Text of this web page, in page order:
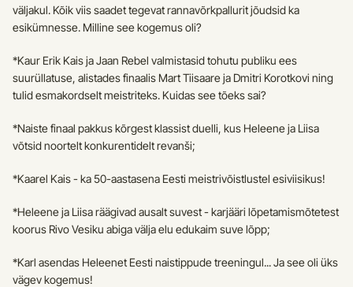
väljakul. Kõik viis saadet tegevat rannavõrkpallurit jõudsid ka
esikümnesse. Milline see kogemus oli?
*Kaur Erik Kais ja Jaan Rebel valmistasid tohutu publiku ees
suurüllatuse, alistades finaalis Mart Tiisaare ja Dmitri Korotkovi ning
tulid esmakordselt meistriteks. Kuidas see tõeks sai?
*Naiste finaal pakkus kõrgest klassist duelli, kus Heleene ja Liisa
võtsid noortelt konkurentidelt revanši;
*Kaarel Kais - ka 50-aastasena Eesti meistrivõistlustel esiviisikus!
*Heleene ja Liisa räägivad ausalt suvest - karjääri lõpetamismõtetest
koorus Rivo Vesiku abiga välja elu edukaim suve lõpp;
*Karl asendas Heleenet Eesti naistippude treeningul... Ja see oli üks
vägev kogemus!